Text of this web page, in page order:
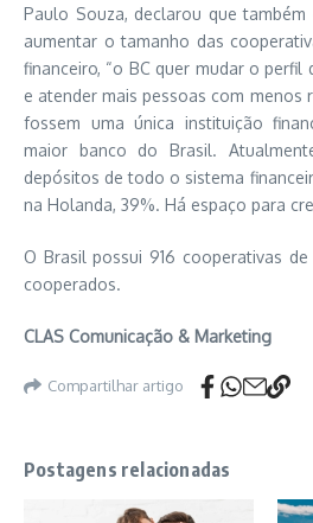
Paulo Souza, declarou que
aumentar o tamanho das
financeiro, “o BC quer mudar o
e atender mais pessoas com menos
fossem uma única instituição
maior banco do Brasil.
depósitos de todo o sistema
na Holanda, 39%. Há espaço para
O Brasil possui 916 cooperativas de
cooperados.
CLAS Comunicação & Marketing
Compartilhar artigo
Postagens relacionadas